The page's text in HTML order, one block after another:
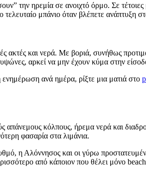
την ηρεμία σε ανοιχτό όρμο. Σε
μπάνιο όταν βλέπετε ανάπτυξη
ακτές και νερά. Με βοριά, συνήθως
αρκεί να μην έχουν κύμα στην
ανά ημέρα, ρίξτε μια ματιά στο
απάνεμους κόλπους, ήρεμα νερά και
φασαρία στα λιμάνια.
η Αλόννησος και οι γύρω
από κάποιον που θέλει μόνο